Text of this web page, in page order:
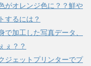
がオレンジ色に？？鮮や
するには？
で加工した写真データ、
ぇ？？
ジェットプリンターでプ